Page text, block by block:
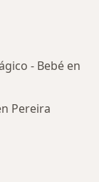
- Bebé en
Pereira